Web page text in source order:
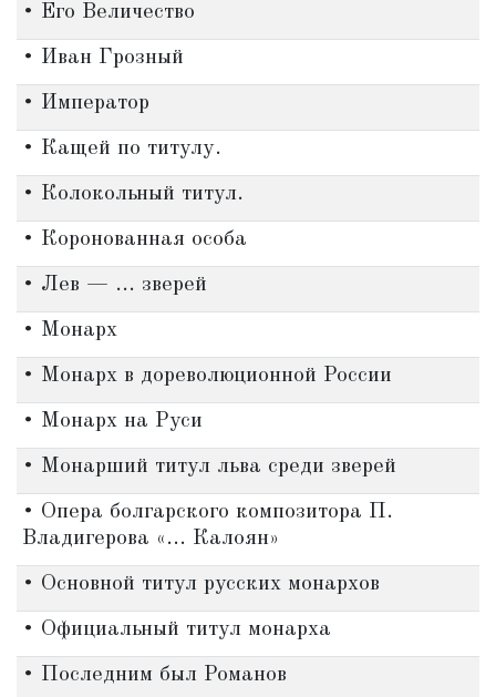
• Его Величество
• Иван Грозный
• Император
• Кащей по титулу.
• Колокольный титул.
• Коронованная особа
• Лев — ... зверей
• Монарх
• Монарх в дореволюционной России
• Монарх на Руси
• Монарший титул льва среди зверей
• Опера болгарского композитора П.
Владигерова «... Калоян»
• Основной титул русских монархов
• Официальный титул монарха
• Последним был Романов